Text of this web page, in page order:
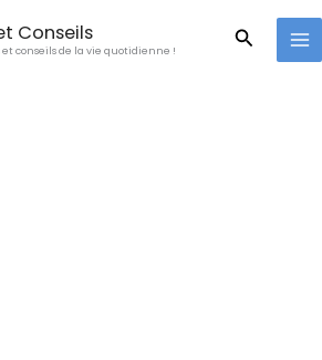
Conseils
et conseils de la vie quotidienne !